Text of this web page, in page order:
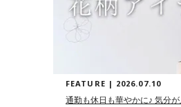
FEATURE | 2026.07.10
通勤も休日も華やかに♪ 気分が